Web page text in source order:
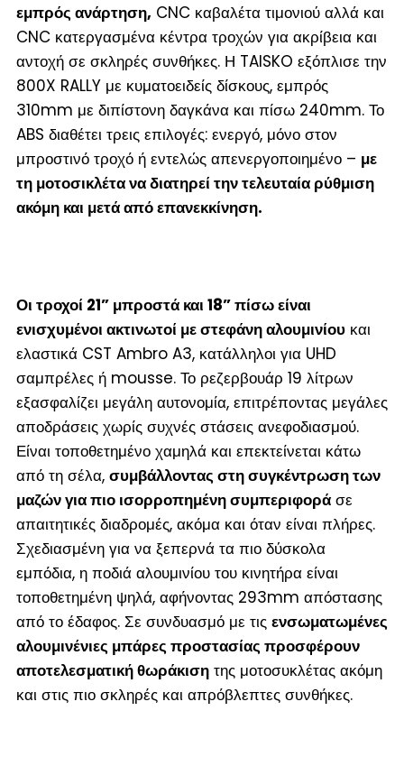
εμπρός ανάρτηση, CNC καβαλέτα τιμονιού αλλά και
CNC κατεργασμένα κέντρα τροχών για ακρίβεια και
αντοχή σε σκληρές συνθήκες. Η TAISKO εξόπλισε την
800X RALLY με κυματοειδείς δίσκους, εμπρός
310mm με διπίστονη δαγκάνα και πίσω 240mm. Το
ABS διαθέτει τρεις επιλογές: ενεργό, μόνο στον
μπροστινό τροχό ή εντελώς απενεργοποιημένο – με
τη μοτοσικλέτα να διατηρεί την τελευταία ρύθμιση
ακόμη και μετά από επανεκκίνηση.
Οι τροχοί 21” μπροστά και 18” πίσω είναι
ενισχυμένοι ακτινωτοί με στεφάνη αλουμινίουκαι
ελαστικά CST Ambro A3, κατάλληλοι για UHD
σαμπρέλες ή mousse. Το ρεζερβουάρ 19 λίτρων
εξασφαλίζει μεγάλη αυτονομία, επιτρέποντας μεγάλες
αποδράσεις χωρίς συχνές στάσεις ανεφοδιασμού.
Είναι τοποθετημένο χαμηλά και επεκτείνεται κάτω
από τη σέλα, συμβάλλοντας στη συγκέντρωση των
μαζών για πιο ισορροπημένη συμπεριφοράσε
απαιτητικές διαδρομές, ακόμα και όταν είναι πλήρες.
Σχεδιασμένη για να ξεπερνά τα πιο δύσκολα
εμπόδια, η ποδιά αλουμινίου του κινητήρα είναι
τοποθετημένη ψηλά, αφήνοντας 293mm απόστασης
από το έδαφος. Σε συνδυασμό με τις ενσωματωμένες
αλουμινένιες μπάρες προστασίας προσφέρουν
αποτελεσματική θωράκισητης μοτοσυκλέτας ακόμη
και στις πιο σκληρές και απρόβλεπτες συνθήκες.